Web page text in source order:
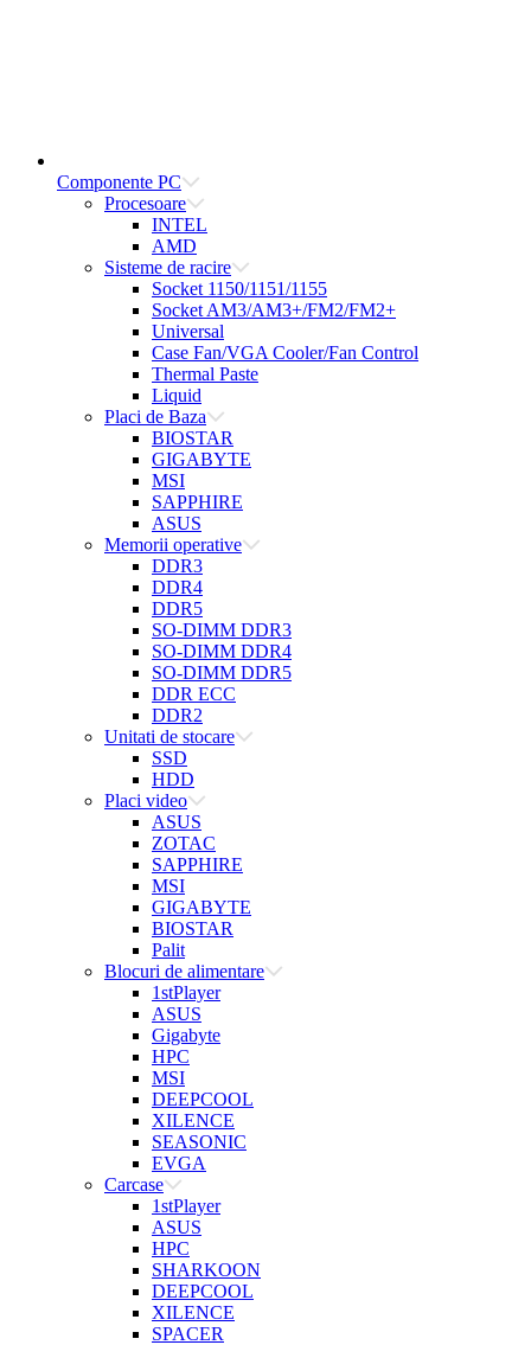
Componente PC
Procesoare
INTEL
AMD
Sisteme de racire
Socket 1150/1151/1155
Socket AM3/AM3+/FM2/FM2+
Universal
Case Fan/VGA Cooler/Fan Control
Thermal Paste
Liquid
Placi de Baza
BIOSTAR
GIGABYTE
MSI
SAPPHIRE
ASUS
Memorii operative
DDR3
DDR4
DDR5
SO-DIMM DDR3
SO-DIMM DDR4
SO-DIMM DDR5
DDR ECC
DDR2
Unitati de stocare
SSD
HDD
Placi video
ASUS
ZOTAC
SAPPHIRE
MSI
GIGABYTE
BIOSTAR
Palit
Blocuri de alimentare
1stPlayer
ASUS
Gigabyte
HPC
MSI
DEEPCOOL
XILENCE
SEASONIC
EVGA
Carcase
1stPlayer
ASUS
HPC
SHARKOON
DEEPCOOL
XILENCE
SPACER